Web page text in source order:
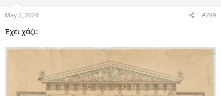
s
May 2, 2024 #299
Έχει χάζι: